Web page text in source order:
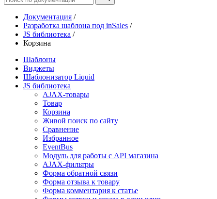
Документация /
Разработка шаблона под inSales /
JS библиотека /
Корзина
Шаблоны
Виджеты
Шаблонизатор Liquid
JS библиотека
AJAX-товары
Товар
Корзина
Живой поиск по сайту
Сравнение
Избранное
EventBus
Модуль для работы с API магазина
AJAX-фильтры
Форма обратной связи
Форма отзыва к товару
Форма комментария к статье